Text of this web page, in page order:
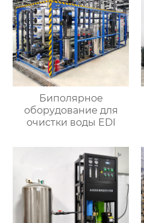
Биполярное
оборудование для
очистки воды EDI